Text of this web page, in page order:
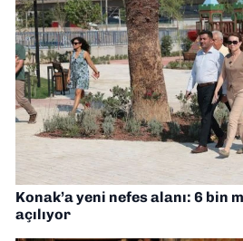
Konak’a yeni nefes alanı: 6 bin
açılıyor